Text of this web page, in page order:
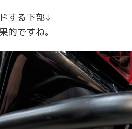
する下部↓
的ですね。